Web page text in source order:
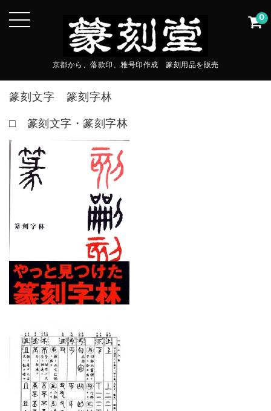
京都から、落款印、雅号印作成 篆刻用品を販売
0
篆刻文字 篆刻字林
□ 篆刻文字・篆刻字林